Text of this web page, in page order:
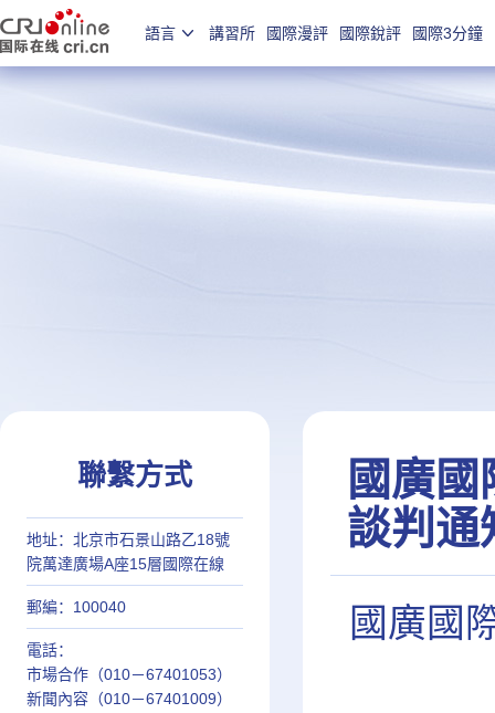
語言 講習所 國際漫評 國際銳評 國際3分鐘
聯繫方式
地址：北京市石景山路乙18號
院萬達廣場A座15層國際在線
郵編：100040
電話：
市場合作（010－67401053）
新聞內容（010－67401009）
國廣
談判通
國廣國